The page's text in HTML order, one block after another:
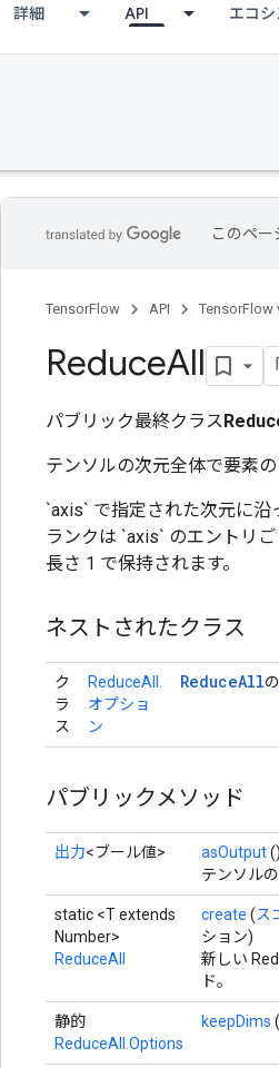
詳細 API エコ
このペー
TensorFlow API TensorFlow
ReduceAll
パブリック最終クラス
テンソルの次元全体で要素の
`axis` で指定された次元に沿
ランクは `axis` のエントリ
長さ 1 で保持されます。
ネストされたクラス
ク
ラ
ス
ReduceAll.
オプショ
ン
ReduceAll
パブリックメソッド
出力<ブール値> asOutput()
テンソル
static <T extends
Number>
ReduceAll
create (ス
ション)
新しい
ド。
静的
ReduceAll.Options
keepDims